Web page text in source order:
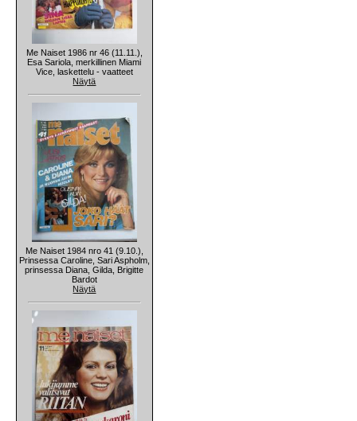
Me Naiset 1986 nr 46 (11.11.),
Esa Sariola, merkillinen Miami
Vice, laskettelu - vaatteet
Näytä
Me Naiset 1984 nro 41 (9.10.),
Prinsessa Caroline, Sari Aspholm,
prinsessa Diana, Gilda, Brigitte
Bardot
Näytä